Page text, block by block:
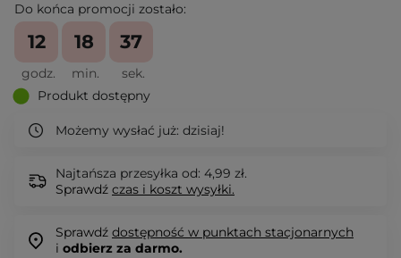
Do końca promocji zostało:
godz.
12
min.
18
sek.
36
Produkt dostępny
Możemy wysłać już: dzisiaj!
Najtańsza przesyłka od: 4,99 zł.
Sprawdź czas i koszt wysyłki.
Sprawdź dostępność w punktach stacjonarnych
i odbierz za darmo.